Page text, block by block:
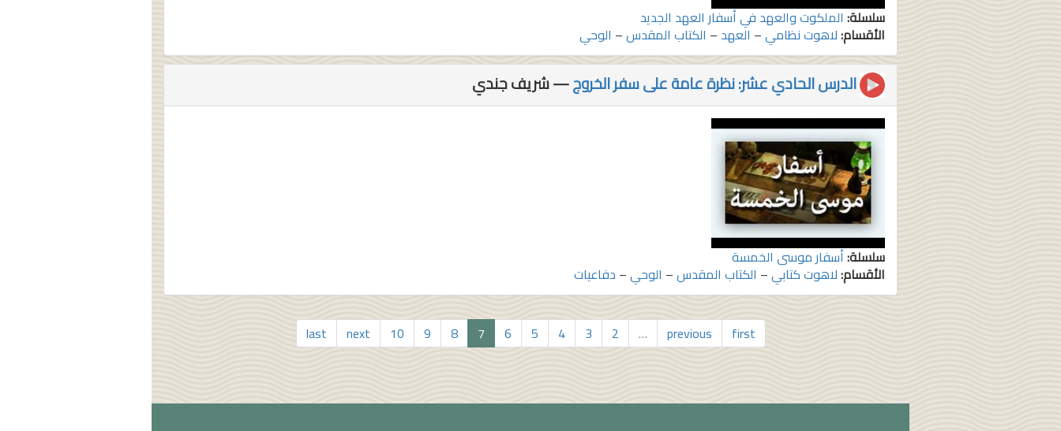
سلسلة: الملكوت والعهد في أسفار العهد الجديد
الأقسام:لاهوت نظامي– العهد – الكتاب المقدس– الوحي
الدرس الحادي عشر: نظرة عامة على سفر الخروج— شريف جندي
سلسلة:أسفار موسى الخمسة
الأقسام:لاهوت كتابي– الكتاب المقدس– الوحي– دفاعيات
first
previous
…
2
3
4
5
6
7
8
9
10
next
last